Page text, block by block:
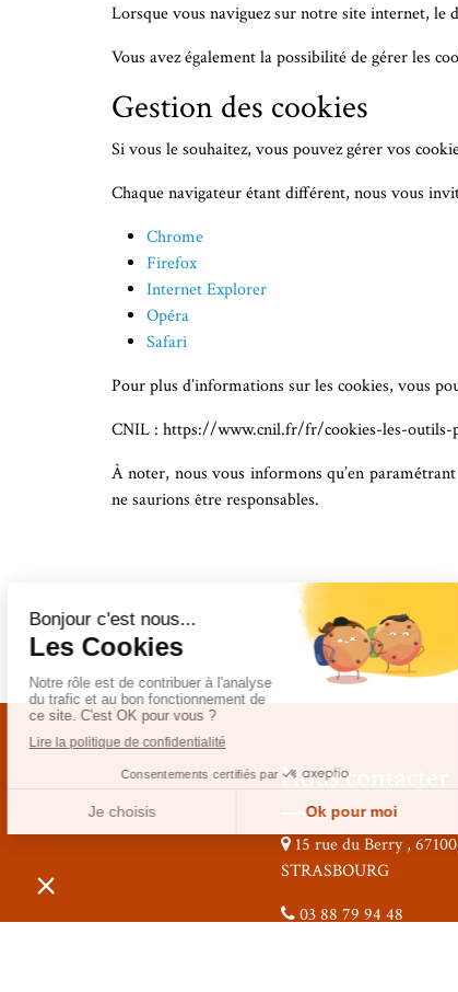
Lorsque vous naviguez sur notre site internet, le
Vous avez également la possibilité de gérer les
Gestion des cookies
Si vous le souhaitez, vous pouvez gérer vos
Chaque navigateur étant différent, nous vous
Chrome
Firefox
Internet Explorer
Opéra
Safari
Pour plus d’informations sur les cookies, vous
CNIL : https://www.cnil.fr/fr/cookies-les-outils-
À noter, nous vous informons qu’en
ne saurions être responsables.
Nous contacter
15 rue du Berry ,
STRASBOURG
03 88 79 94 48